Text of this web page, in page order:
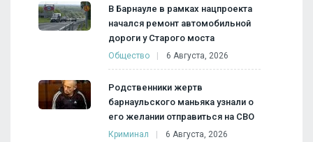
В Барнауле в рамках нацпроекта
начался ремонт автомобильной
дороги у Старого моста
Общество 6 Августа, 2026
Родственники жертв
барнаульского маньяка узнали о
его желании отправиться на СВО
Криминал 6 Августа, 2026